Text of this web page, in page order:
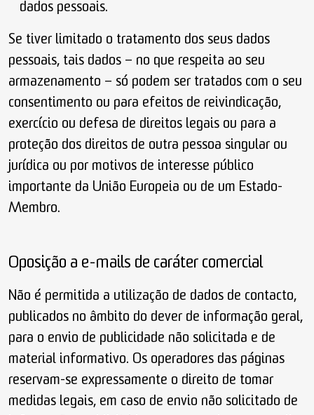
dados pessoais.
Se tiver limitado o tratamento dos seus dados
pessoais, tais dados – no que respeita ao seu
armazenamento – só podem ser tratados com o seu
consentimento ou para efeitos de reivindicação,
exercício ou defesa de direitos legais ou para a
proteção dos direitos de outra pessoa singular ou
jurídica ou por motivos de interesse público
importante da União Europeia ou de um Estado-
Membro.
Oposição a e-mails de caráter comercial
Não é permitida a utilização de dados de contacto,
publicados no âmbito do dever de informação geral,
para o envio de publicidade não solicitada e de
material informativo. Os operadores das páginas
reservam-se expressamente o direito de tomar
medidas legais, em caso de envio não solicitado de